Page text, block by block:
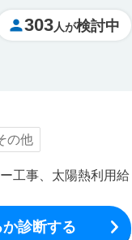
303人が検討中
の他
工事、太陽熱利用給
診断する